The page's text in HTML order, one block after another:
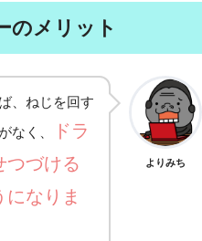
のメリット
、ねじを回す
なく、
ドラ
つづける
なりま
よりみち